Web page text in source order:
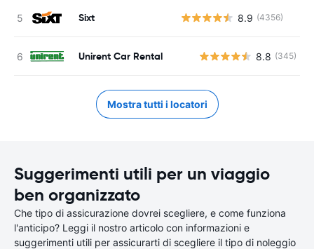
Sixt 8.9 (4356)
Unirent Car Rental 8.8 (345)
Mostra tutti i locatori
Suggerimenti utili per un viaggio
ben organizzato
Che tipo di assicurazione dovrei scegliere, e come funziona
l'anticipo? Leggi il nostro articolo con informazioni e
suggerimenti utili per assicurarti di scegliere il tipo di noleggio